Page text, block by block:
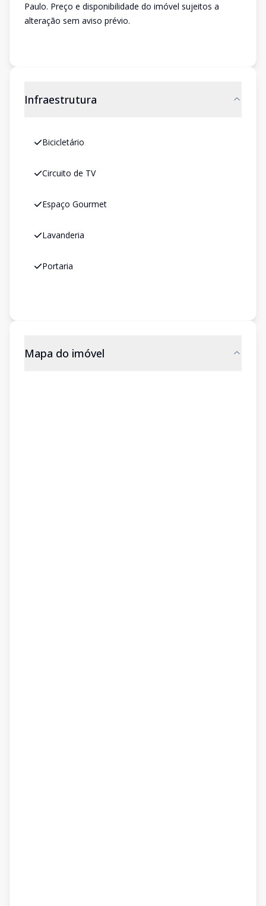
Paulo. Preço e disponibilidade do imóvel sujeitos a
alteração sem aviso prévio.
Infraestrutura
Bicicletário
Circuito de TV
Espaço Gourmet
Lavanderia
Portaria
Mapa do imóvel